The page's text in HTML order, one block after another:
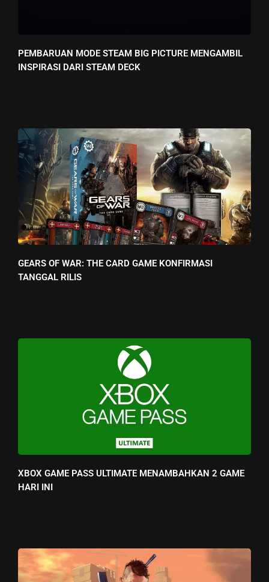
PEMBARUAN MODE STEAM BIG PICTURE MENGAMBIL
INSPIRASI DARI STEAM DECK
GEARS OF WAR: THE CARD GAME KONFIRMASI
TANGGAL RILIS
XBOX GAME PASS ULTIMATE MENAMBAHKAN 2 GAME
HARI INI